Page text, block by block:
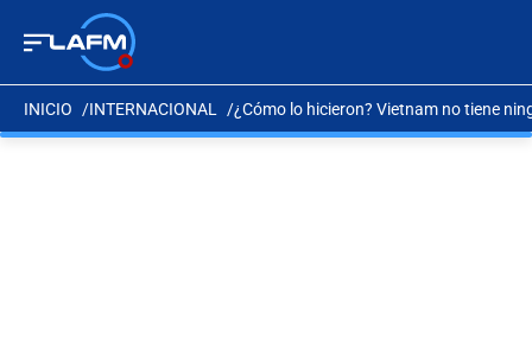
INICIO INTERNACIONAL ¿Cómo lo hicieron? Vietnam no tiene